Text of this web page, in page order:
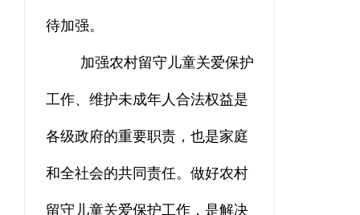
待加强。
加强农村留守儿童关爱保护
工作、维护未成年人合法权益是
各级政府的重要职责，也是家庭
和全社会的共同责任。做好农村
留守儿童关爱保护工作，是解决